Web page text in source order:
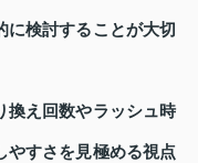
に検討することが大切
換え回数やラッシュ時
やすさを見極める視点